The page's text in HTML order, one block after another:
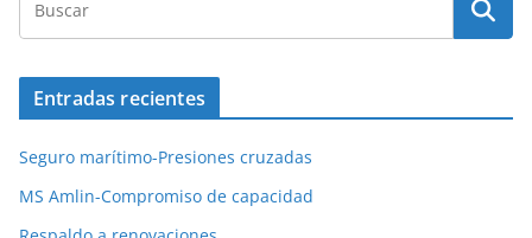
Entradas recientes
Seguro marítimo-Presiones cruzadas
MS Amlin-Compromiso de capacidad